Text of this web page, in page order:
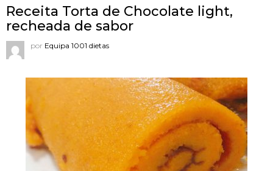
Receita Torta de Chocolate light,
recheada de sabor
por Equipa 1001 dietas